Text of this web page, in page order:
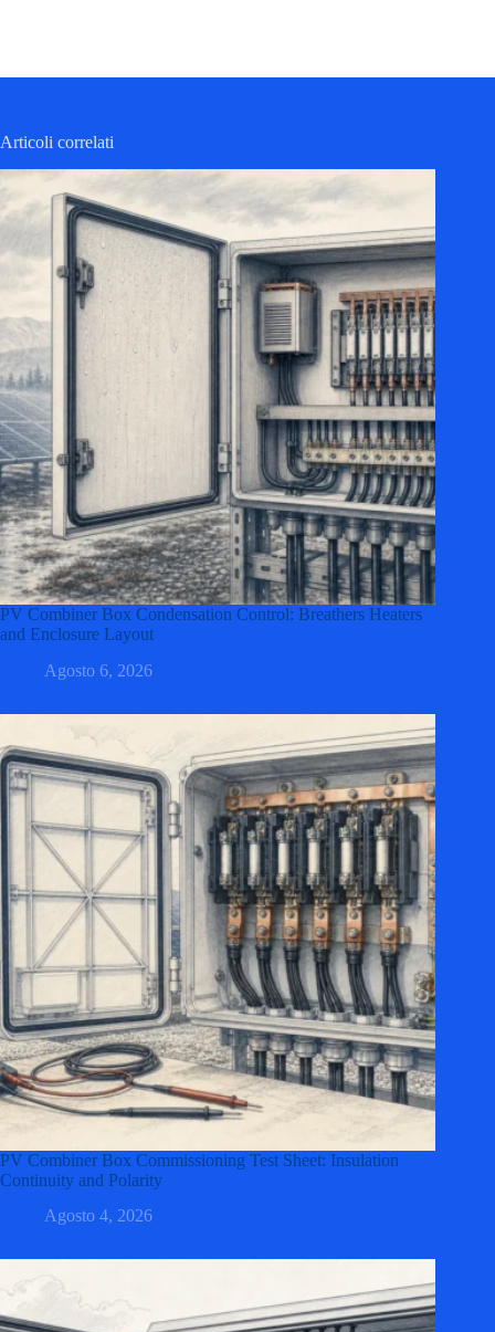
Articoli correlati
PV Combiner Box Condensation Control: Breathers Heaters
and Enclosure Layout
Agosto 6, 2026
PV Combiner Box Commissioning Test Sheet: Insulation
Continuity and Polarity
Agosto 4, 2026